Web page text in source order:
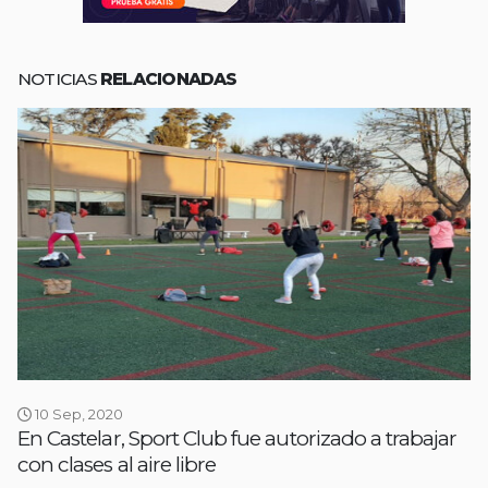
NOTICIAS RELACIONADAS
10 Sep, 2020
En Castelar, Sport Club fue autorizado a trabajar
con clases al aire libre